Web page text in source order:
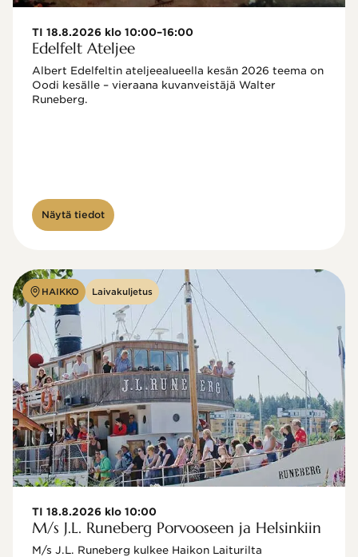
TI 18.8.2026 klo 10:00–16:00
Edelfelt Ateljee
Albert Edelfeltin ateljeealueella kesän 2026 teema on
Oodi kesälle – vieraana kuvanveistäjä Walter
Näytä tiedot
HAIKKO Laivakuljetus
TI 18.8.2026 klo 10:00
M/s J.L. Runeberg Porvooseen ja Helsinkiin
M/s J.L. Runeberg kulkee Haikon Laiturilta